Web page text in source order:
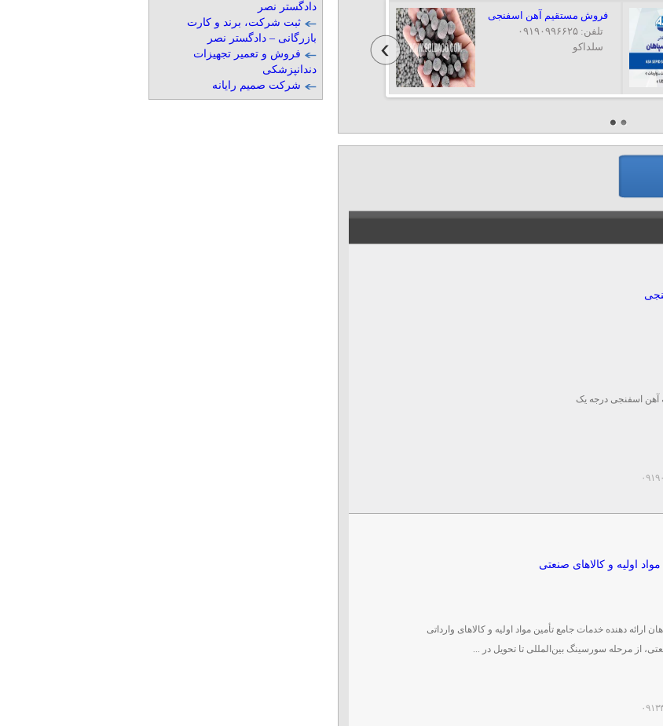
فروش مستقیم آهن اسفنجی
سلداکو
تلفن: ۰۹۱۹۰۹۹۶۶۲۵
اسفنجی درجه یک
اولیه و کالاهای صنعتی
ارائه دهنده خدمات جامع تأمین مواد اولیه و کالاهای وارداتی
از مرحله سورسینگ بین‌المللی تا تحویل در ...
دادگستر نصر
ثبت شرکت، برند و کارت
بازرگانی – دادگستر نصر
فروش و تعمیر تجهیزات
دندانپزشکی
شرکت صمیم رایانه